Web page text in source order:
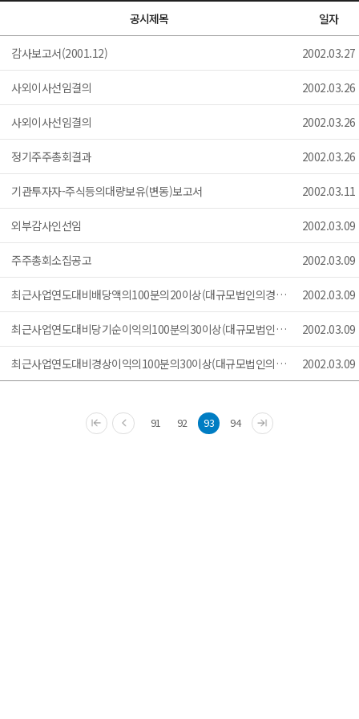
공시제목 일자
감사보고서(2001.12) 2002.03.27
사외이사선임결의 2002.03.26
사외이사선임결의 2002.03.26
정기주주총회결과 2002.03.26
기관투자자-주식등의대량보유(변동)보고서 2002.03.11
외부감사인선임 2002.03.09
주주총회소집공고 2002.03.09
최근사업연도대비배당액의100분의20이상(대규모법인의경우100분의10이상)증가사실 2002.03.09
최근사업연도대비당기순이익의100분의30이상(대규모법인의경우100분의15이상)증가사실 2002.03.09
최근사업연도대비경상이익의100분의30이상(대규모법인의경우100분의15이상)증가사실 2002.03.09
91 92 93 94